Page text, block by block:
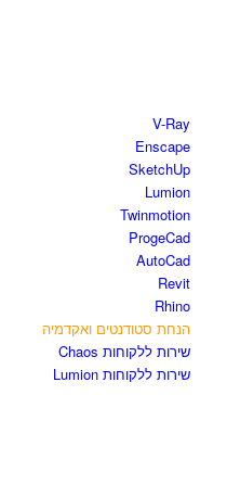
V-Ray
Enscape
SketchUp
Lumion
Twinmotion
ProgeCad
AutoCad
Revit
Rhino
הנחת סטודנטים ואקדמיה
שירות ללקוחות Chaos
שירות ללקוחות Lumion